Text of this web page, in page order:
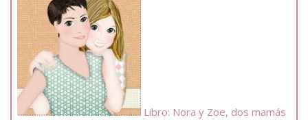
Libro: Nora y Zoe, dos mamás